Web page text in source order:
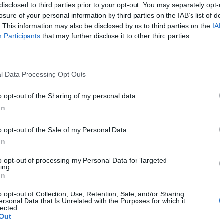
to third parties prior to your opt-out. You may separately
of your personal information by third parties on the IAB’s list of
This information may also be disclosed by us to third parties on the
Participants that may further disclose it to other third parties.
Data Processing Opt Outs
opt-out of the Sharing of my personal data.
opt-out of the Sale of my Personal Data.
opt-out of processing my Personal Data for Targeted
opt-out of Collection, Use, Retention, Sale, and/or Sharing
Data that Is Unrelated with the Purposes for which it
questo quello che vogliamo, e se
offende vuol dire che ha la coda di
hanno fatto qualcosa di straordinario».
l'impresa del suo gruppo. «Se ho avuto
indicazioni ai ragazzi. Raggiungere la
costruito questo bel rapporto con i
della mia avventura si diceva che mi
me stesso e alla fine posso essere
ciò che abbiamo costruito». Ora la
contro le Far Oer: con la
in tasca il ct inizierà a lavorare per la
programma a fine giugno.
Rudy Giuliani a Come States?
americana